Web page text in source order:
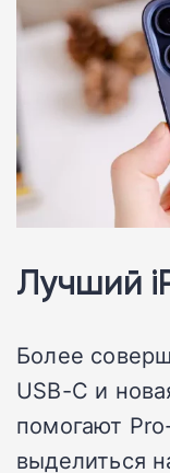
Лучший
Более
USB-C и
помогают
выделиться